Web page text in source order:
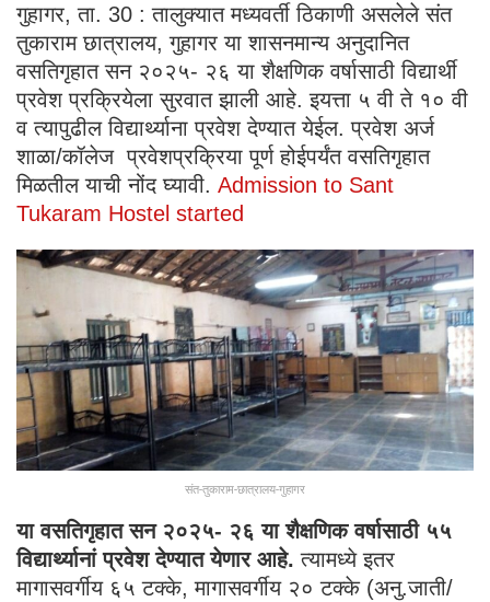
गुहागर, ता. 30 : तालुक्यात मध्यवर्ती ठिकाणी असलेले संत
तुकाराम छात्रालय, गुहागर या शासनमान्य अनुदानित
वसतिगृहात सन २०२५- २६ या शैक्षणिक वर्षासाठी विद्यार्थी
प्रवेश प्रक्रियेला सुरवात झाली आहे. इयत्ता ५ वी ते १० वी
व त्यापुढील विद्यार्थ्याना प्रवेश देण्यात येईल. प्रवेश अर्ज
शाळा/कॉलेज प्रवेशप्रक्रिया पूर्ण होईपर्यंत वसतिगृहात
मिळतील याची नोंद घ्यावी. Admission to Sant
Tukaram Hostel started
संत-तुकाराम-छात्रालय-गुहागर
या वसतिगृहात सन २०२५- २६ या शैक्षणिक वर्षासाठी ५५
विद्यार्थ्यानां प्रवेश देण्यात येणार आहे. त्यामध्ये इतर
मागासवर्गीय ६५ टक्के, मागासवर्गीय २० टक्के (अनु.जाती/